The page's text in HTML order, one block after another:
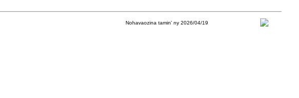
Nohavaozina tamin' ny 2026/04/19